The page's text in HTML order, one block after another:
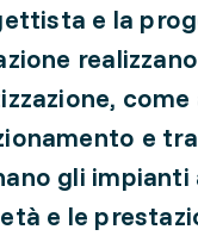
e la
e
gli
e le